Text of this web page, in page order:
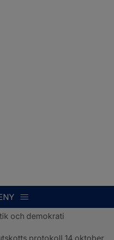
och demokrati